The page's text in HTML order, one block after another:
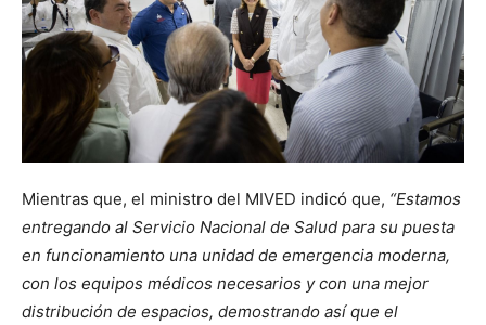
Mientras que, el ministro del MIVED indicó que, “Estamos
entregando al Servicio Nacional de Salud para su puesta
en funcionamiento una unidad de emergencia moderna,
con los equipos médicos necesarios y con una mejor
distribución de espacios, demostrando así que el